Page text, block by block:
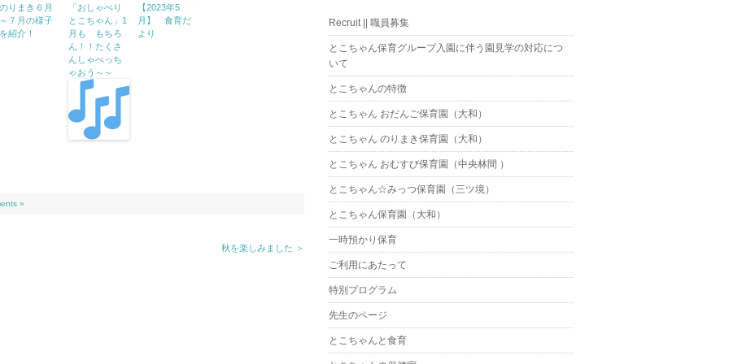
のりまき６月
～７月の様子
を紹介！
「おしゃべり
とこちゃん」1
月も もちろ
ん！！たくさ
んしゃべっち
ゃおう～～
【2023年5
月】 食育だ
より
»
秋を楽しみました ＞
Recruit || 職員募集
とこちゃん保育グループ入園に伴う園見学の対応につ
いて
とこちゃんの特徴
とこちゃん おだんご保育園（大和）
とこちゃん のりまき保育園（大和）
とこちゃん おむすび保育園（中央林間 ）
とこちゃん☆みっつ保育園（三ツ境）
とこちゃん保育園（大和）
一時預かり保育
ご利用にあたって
特別プログラム
先生のページ
とこちゃんと食育